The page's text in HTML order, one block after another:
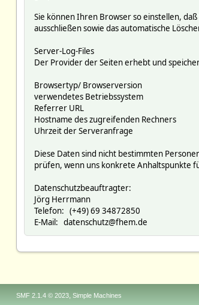
Sie können Ihren Browser so einstellen,
ausschließen sowie das automatische
Server-Log-Files
Der Provider der Seiten erhebt und
Browsertyp/ Browserversion
verwendetes Betriebssystem
Referrer URL
Hostname des zugreifenden Rechners
Uhrzeit der Serveranfrage
Diese Daten sind nicht bestimmten
prüfen, wenn uns konkrete Anhaltspunkte
Datenschutzbeauftragter:
Jörg Herrmann
Telefon: (+49) 69 34872850
E-Mail: datenschutz@fhem.de
SMF 2.1.4 © 2023, Simple Machines